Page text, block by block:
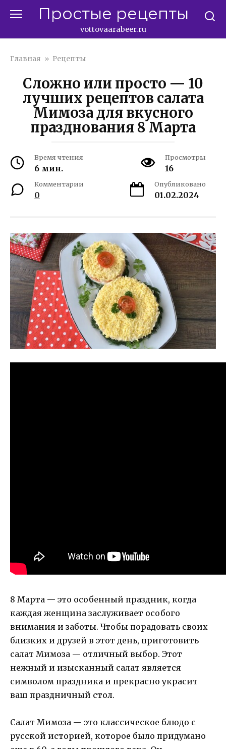
Простые рецепты
vottovaarabeer.ru
Главная » Рецепты
Сложно или просто — 10
лучших рецептов салата
Мимоза для вкусного
празднования 8 Марта
Время чтения
6 мин.
Просмотры
16
Комментарии
0
Опубликовано
01.02.2024
8 Марта — это особенный праздник, когда
каждая женщина заслуживает особого
внимания и заботы. Чтобы порадовать своих
близких и друзей в этот день, приготовить
салат Мимоза — отличный выбор. Этот
нежный и изысканный салат является
символом праздника и прекрасно украсит
ваш праздничный стол.
Салат Мимоза — это классическое блюдо с
русской историей, которое было придумано